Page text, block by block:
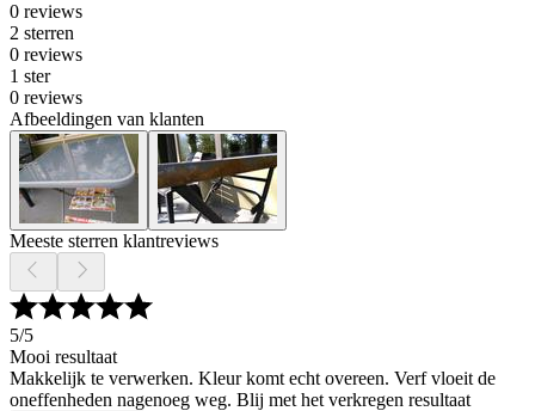
0 reviews
2 sterren
0 reviews
1 ster
0 reviews
Afbeeldingen van klanten
Meeste sterren klantreviews
5/5
Mooi resultaat
Makkelijk te verwerken. Kleur komt echt overeen. Verf vloeit de
oneffenheden nagenoeg weg. Blij met het verkregen resultaat